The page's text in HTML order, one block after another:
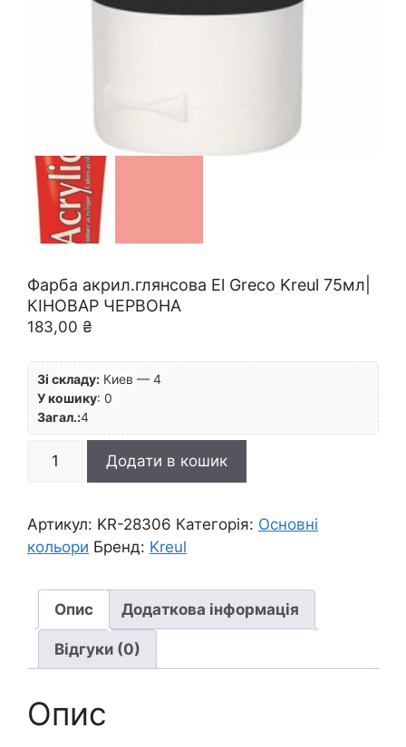
Фарба акрил.глянсова El Greco Kreul 75мл|
КІНОВАР ЧЕРВОНА
183,00 ₴
Зі складу: Киев — 4
У кошику: 0
Загал.:4
Фарба
акрил.глянсова
Greco
Kreul
КІНОВАР
ЧЕРВОНА
кількість
Додати в кошик
Артикул: KR-28306 Категорія: Основні
кольори Бренд: Kreul
Опис Додаткова інформація
Відгуки (0)
Опис